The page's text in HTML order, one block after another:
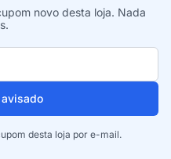
novo desta loja. Nada
desta loja por e-mail.